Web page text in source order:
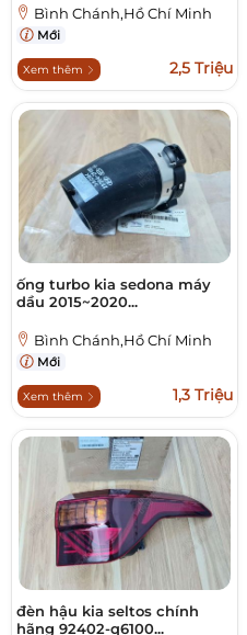
Bình Chánh,Hồ Chí Minh
Mới
Xem thêm 2,5 Triệu
ống turbo kia sedona máy
dầu 2015~2020...
Bình Chánh,Hồ Chí Minh
Mới
Xem thêm 1,3 Triệu
đèn hậu kia seltos chính
hãng 92402-q6100...